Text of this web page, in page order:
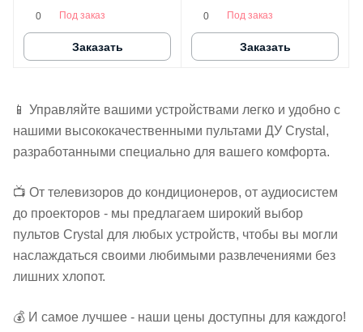
0 Под заказ
Заказать
0 Под заказ
Заказать
📱 Управляйте вашими устройствами легко и удобно с
нашими высококачественными пультами ДУ Crystal,
разработанными специально для вашего комфорта.
📺 От телевизоров до кондиционеров, от аудиосистем
до проекторов - мы предлагаем широкий выбор
пультов Crystal для любых устройств, чтобы вы могли
наслаждаться своими любимыми развлечениями без
лишних хлопот.
💰 И самое лучшее - наши цены доступны для каждого!